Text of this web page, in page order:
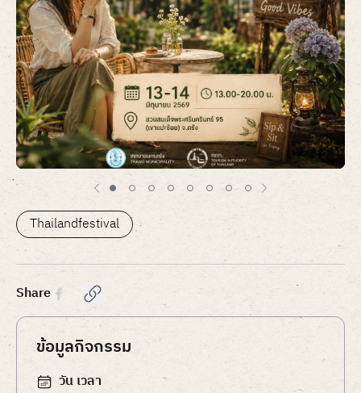
of
8
Thailandfestival
Share
ข้อมูลกิจกรรม
วัน เวลา